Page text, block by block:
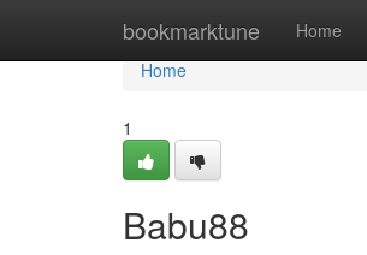
bookmarktune Home
Home
Home
1
Babu88